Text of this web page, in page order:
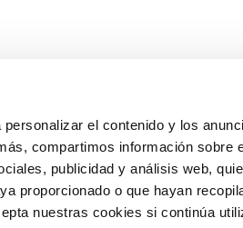
el contenido y los
compartimos información sobre
publicidad y análisis web,
proporcionado o que hayan
nuestras cookies si continúa